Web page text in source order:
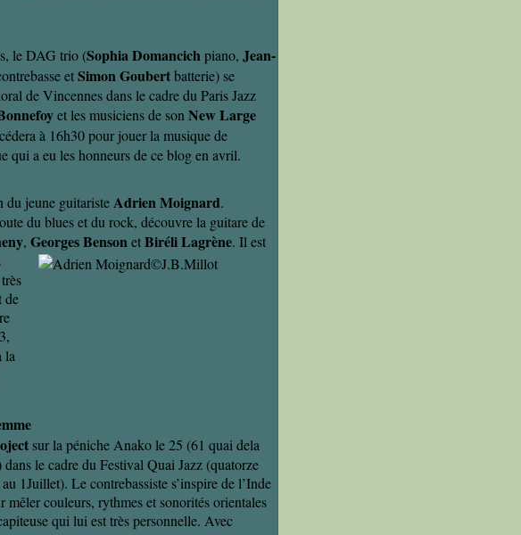
le DAG trio (Sophia Domancichpiano, Jean-
etSimon Goubertbatterie) se
de Vincennes dans le cadre du Paris Jazz
et les musiciens de sonNew Large
à 16h30 pour jouer la musique de
qui a eu les honneurs de ce blog en avril.
du jeune guitaristeAdrien Moignard.
du blues et du rock, découvre la guitare de
, Georges BensonetBiréli Lagrène. Il est
de
la
sur la péniche Anako le 25 (61 quai dela
le cadre du Festival Quai Jazz (quatorze
1Juillet). Le contrebassiste s’inspire de l’Inde
mêler couleurs, rythmes et sonorités orientales
qui lui est très personnelle. Avec